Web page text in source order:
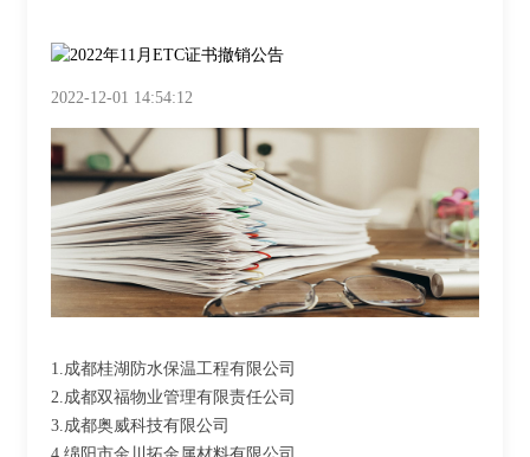
2022-12-01 14:54:12
1.成都桂湖防水保温工程有限公司
2.成都双福物业管理有限责任公司
3.成都奥威科技有限公司